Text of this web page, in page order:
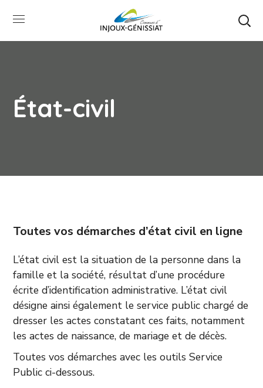
État-civil
Toutes vos démarches d’état civil en ligne
L’état civil est la situation de la personne dans la
famille et la société, résultat d’une procédure
écrite d’identification administrative. L’état civil
désigne ainsi également le service public chargé de
dresser les actes constatant ces faits, notamment
les actes de naissance, de mariage et de décès.
Toutes vos démarches avec les outils Service
Public ci-dessous.